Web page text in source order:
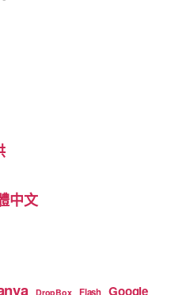
中文
DropBox Google